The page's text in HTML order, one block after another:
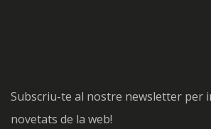
Subscriu-te al nostre newsletter per
novetats de la web!